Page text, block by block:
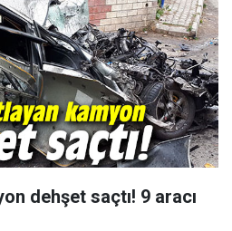
dehşet saçtı! 9 aracı